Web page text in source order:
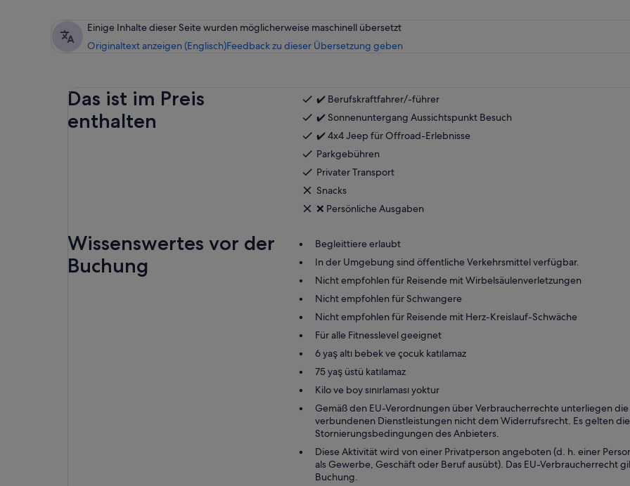
Einige Inhalte dieser Seite wurden möglicherweise maschinell übersetzt
Originaltext anzeigen (Englisch)Feedback zu dieser Übersetzung gebenWird
Tab
Das ist im Preis
enthalten
✔️ Berufskraftfahrer/-führer
✔️ Sonnenuntergang Aussichtspunkt Besuch
✔️ 4x4 Jeep für Offroad-Erlebnisse
Parkgebühren
Privater Transport
Snacks
❌ Persönliche Ausgaben
Wissenswertes vor der
Buchung
Begleittiere erlaubt
In der Umgebung sind öffentliche Verkehrsmittel verfügbar.
Nicht empfohlen für Reisende mit Wirbelsäulenverletzungen
Nicht empfohlen für Schwangere
Nicht empfohlen für Reisende mit Herz-Kreislauf-Schwäche
Für alle Fitnesslevel geeignet
6 yaş altı bebek ve çocuk katılamaz
75 yaş üstü katılamaz
Kilo ve boy sınırlaması yoktur
Gemäß den EU-Verordnungen über Verbraucherrechte unterliegen
verbundenen Dienstleistungen nicht dem Widerrufsrecht. Es gelten die
Stornierungsbedingungen des Anbieters.
Diese Aktivität wird von einer Privatperson angeboten (d. h. einer
als Gewerbe, Geschäft oder Beruf ausübt). Das EU-Verbraucherrecht
Buchung.